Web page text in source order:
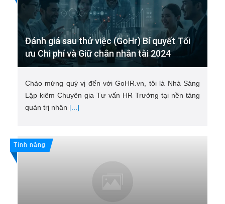
Đánh giá sau thử việc (GoHr) Bí quyết Tối
ưu Chi phí và Giữ chân nhân tài 2024
Chào mừng quý vị đến với GoHR.vn, tôi là Nhà Sáng
Lập kiêm Chuyên gia Tư vấn HR Trưởng tại nền tảng
quản trị nhân [...]
Tính năng